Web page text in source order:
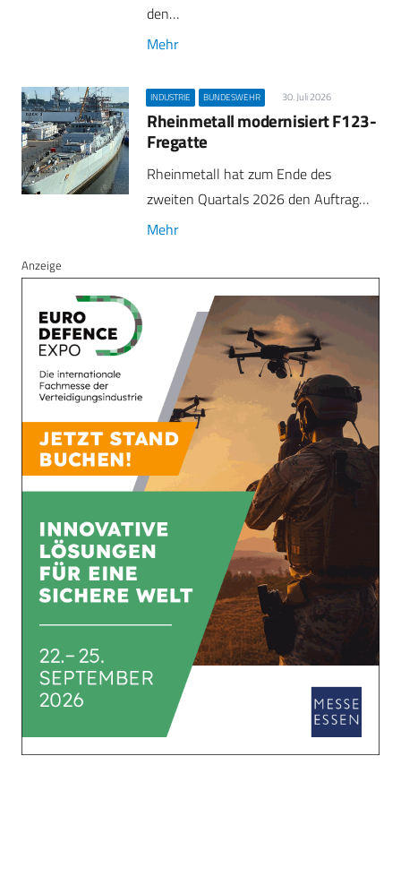
den…
Mehr
INDUSTRIE BUNDESWEHR 30. Juli 2026
Rheinmetall modernisiert F123-
Fregatte
Rheinmetall hat zum Ende des
zweiten Quartals 2026 den Auftrag…
Mehr
Anzeige